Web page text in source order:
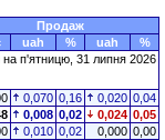
Продаж
uah % uah
%
п'ятницю, 31 липня 2026
0,070 0,16 0,020 0,04
0,008 0,02 0,024 0,05
0,010 0,02 0,000 0,00